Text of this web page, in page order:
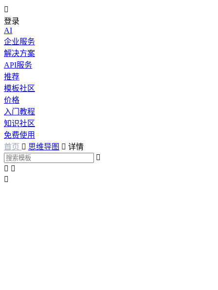

登录
AI
企业服务
解决方案
API服务
推荐
模板社区
价格
入门教程
知识社区
免费使用
首页  思维导图  详情

 
